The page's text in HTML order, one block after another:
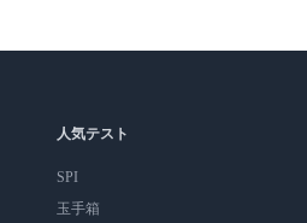
人気テスト
SPI
玉手箱